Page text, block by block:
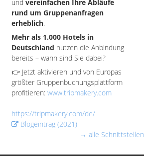
und vereinfachen Ihre Abläufe
rund um Gruppenanfragen
erheblich.
Mehr als 1.000 Hotels in
Deutschland nutzen die Anbindung
bereits – wann sind Sie dabei?
👉 Jetzt aktivieren und von Europas
größter Gruppenbuchungsplattform
profitieren: www.tripmakery.com
https://tripmakery.com/de/
Blogeintrag (2021)
→ alle Schnittstellen